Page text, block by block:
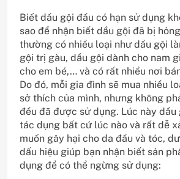
Biết dầu gội đầu có hạn sử dụng
sao để nhận biết dầu gội đã bị
thường có nhiều loại như dầu gội
gội trị gàu, dầu gội dành cho nam
cho em bé,… và có rất nhiều nơi
Do đó, mỗi gia đình sẽ mua nhiều
sở thích của mình, nhưng không
đều đã được sử dụng. Lúc này dầu
tác dụng bất cứ lúc nào và rất dễ
muốn gây hại cho da đầu và tóc,
dấu hiệu giúp bạn nhận biết sản
dụng để có thể ngừng sử dụng: